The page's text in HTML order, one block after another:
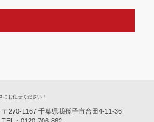
にお任せください！
〒270-1167 千葉県我孫子市台田4-11-36
TEL：0120-706-862